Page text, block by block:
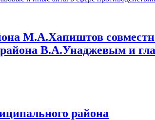
М.А.Хапиштов
В.А.Унаджевым и
района